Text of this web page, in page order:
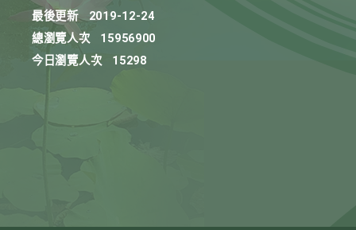
最後更新
2019-12-24
總瀏覽人次
15956900
今日瀏覽人次
15298